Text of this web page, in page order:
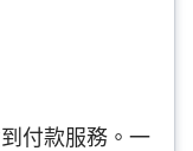
付款服務。一